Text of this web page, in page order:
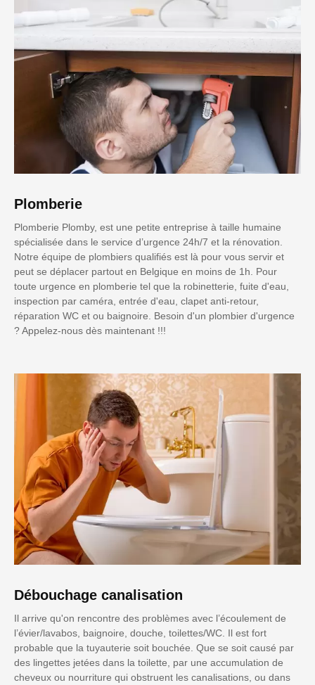
Plomberie
Plomberie Plomby, est une petite entreprise à taille humaine
spécialisée dans le service d’urgence 24h/7 et la rénovation.
Notre équipe de plombiers qualifiés est là pour vous servir et
peut se déplacer partout en Belgique en moins de 1h. Pour
toute urgence en plomberie tel que la robinetterie, fuite d'eau,
inspection par caméra, entrée d'eau, clapet anti-retour,
réparation WC et ou baignoire. Besoin d'un plombier d'urgence
? Appelez-nous dès maintenant !!!
Débouchage canalisation
Il arrive qu'on rencontre des problèmes avec l’écoulement de
l’évier/lavabos, baignoire, douche, toilettes/WC. Il est fort
probable que la tuyauterie soit bouchée. Que se soit causé par
des lingettes jetées dans la toilette, par une accumulation de
cheveux ou nourriture qui obstruent les canalisations, ou dans